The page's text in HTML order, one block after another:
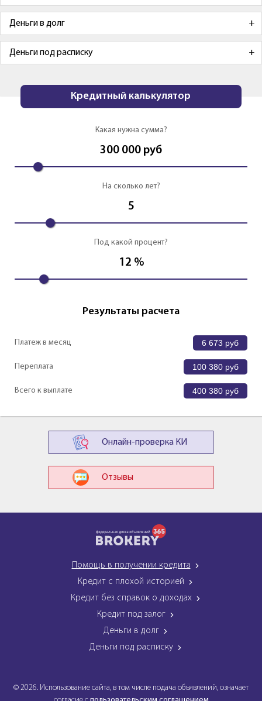
Деньги в долг
Деньги под расписку
Кредитный калькулятор
Какая нужна сумма?
300 000 руб
На сколько лет?
5
Под какой процент?
12 %
Результаты расчета
Платеж в месяц 6 673 руб
Переплата 100 380 руб
Всего к выплате 400 380 руб
Онлайн-проверка КИ
Отзывы
Помощь в получении кредита
Кредит с плохой историей
Кредит без справок о доходах
Кредит под залог
Деньги в долг
Деньги под расписку
© 2026. Использование сайта, в том числе подача объявлений, означает